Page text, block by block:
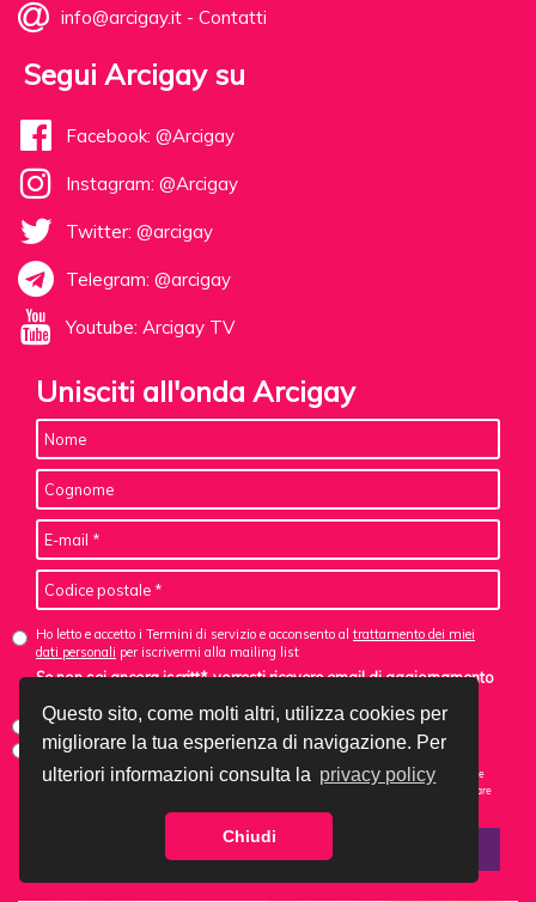
Questo sito, come molti altri, utilizza cookies per
migliorare la tua esperienza di navigazione. Per
ulteriori informazioni consulta la privacy policy
Chiudi
info@arcigay.it - Contatti
Segui Arcigay su
Facebook: @Arcigay
Instagram: @Arcigay
Twitter: @arcigay
Telegram: @arcigay
Youtube: Arcigay TV
Unisciti all'onda Arcigay
Ho letto e accetto i Termini di servizio e acconsento al trattamento dei miei
dati personali per iscrivermi alla mailing list
Se non sei ancora iscritt*, vorresti ricevere email di aggiornamento
Sì, acconsento alle mail di aggiornamento
No, non acconsento
Nota: se ti sei iscritt* in precedenza, questo non ti cancellerà dalla lista. Puoi annullare l'iscrizione
utilizzando il link fornito nelle e-mail che ricevi. Potrai sempre completare un'azione senza attivare